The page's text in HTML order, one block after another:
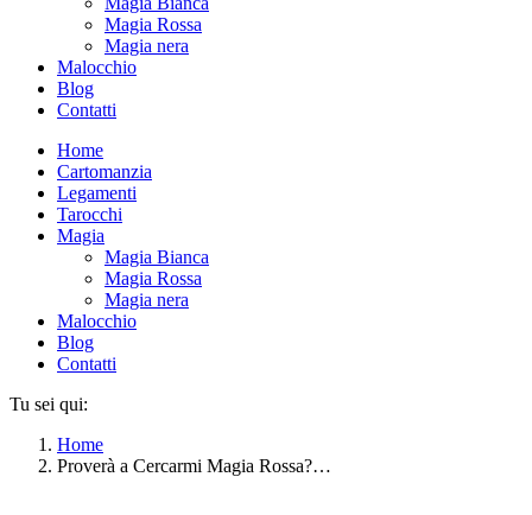
Magia Rossa
Magia nera
Malocchio
Blog
Contatti
Home
Cartomanzia
Legamenti
Tarocchi
Magia
Magia Bianca
Magia Rossa
Magia nera
Malocchio
Blog
Contatti
Tu sei qui:
Home
Proverà a Cercarmi Magia Rossa?…